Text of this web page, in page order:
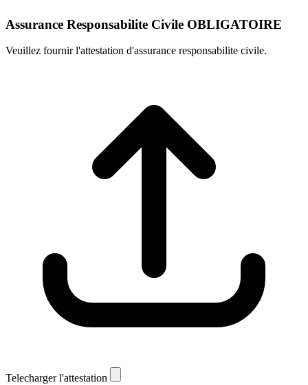
Assurance Responsabilite Civile OBLIGATOIRE
Veuillez fournir l'attestation d'assurance responsabilite civile.
Telecharger l'attestation